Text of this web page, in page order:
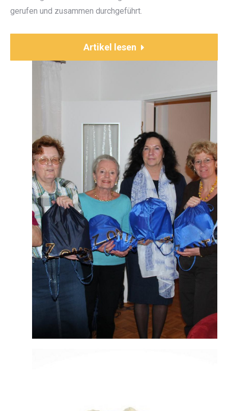
gerufen und zusammen durchgeführt.
Artikel lesen